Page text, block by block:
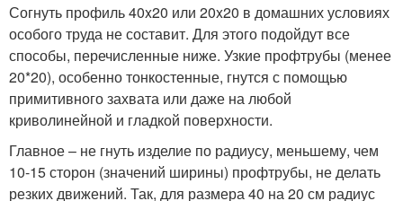
Согнуть профиль 40x20 или 20x20 в домашних условиях
особого труда не составит. Для этого подойдут все
способы, перечисленные ниже. Узкие профтрубы (менее
20*20), особенно тонкостенные, гнутся с помощью
примитивного захвата или даже на любой
криволинейной и гладкой поверхности.
Главное – не гнуть изделие по радиусу, меньшему, чем
10-15 сторон (значений ширины) профтрубы, не делать
резких движений. Так, для размера 40 на 20 см радиус